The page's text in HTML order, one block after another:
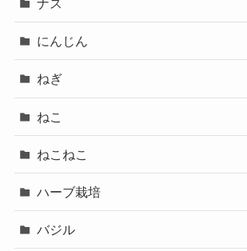
ナス
にんじん
ねぎ
ねこ
ねこねこ
ハーブ栽培
バジル